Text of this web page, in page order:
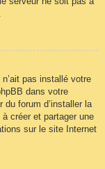
pas installé votre
dans votre
du forum d’installer la
à créer et partager une
sur le site Internet